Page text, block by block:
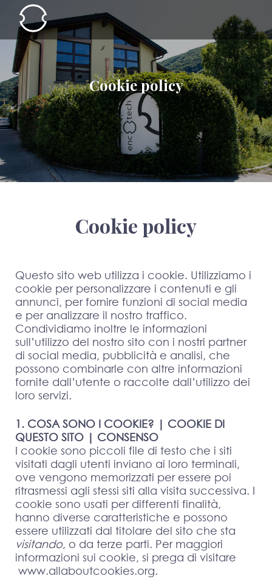
Cookie policy
Cookie policy
Questo sito web utilizza i cookie. Utilizziamo i
cookie per personalizzare i contenuti e gli
annunci, per fornire funzioni di social media
e per analizzare il nostro traffico.
Condividiamo inoltre le informazioni
sull’utilizzo del nostro sito con i nostri partner
di social media, pubblicità e analisi, che
possono combinarle con altre informazioni
fornite dall’utente o raccolte dall’utilizzo dei
loro servizi.
1. COSA SONO I COOKIE? | COOKIE DI
QUESTO SITO | CONSENSO
I cookie sono piccoli file di testo che i siti
visitati dagli utenti inviano ai loro terminali,
ove vengono memorizzati per essere poi
ritrasmessi agli stessi siti alla visita successiva. I
cookie sono usati per differenti finalità,
hanno diverse caratteristiche e possono
essere utilizzati dal titolare del sito che sta
visitando, o da terze parti. Per maggiori
informazioni sui cookie, si prega di visitare
www.allaboutcookies.org.